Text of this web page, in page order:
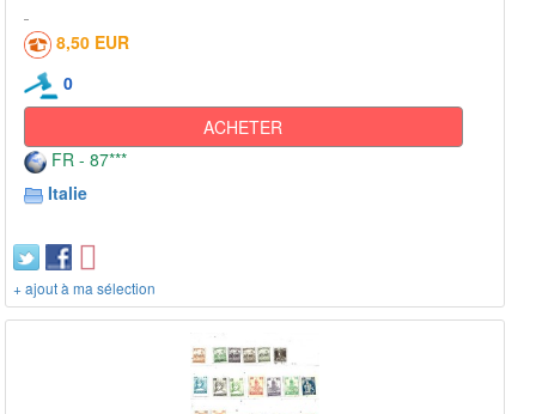
8,50 EUR
0
ACHETER
FR - 87***
Italie
+ ajout à ma sélection